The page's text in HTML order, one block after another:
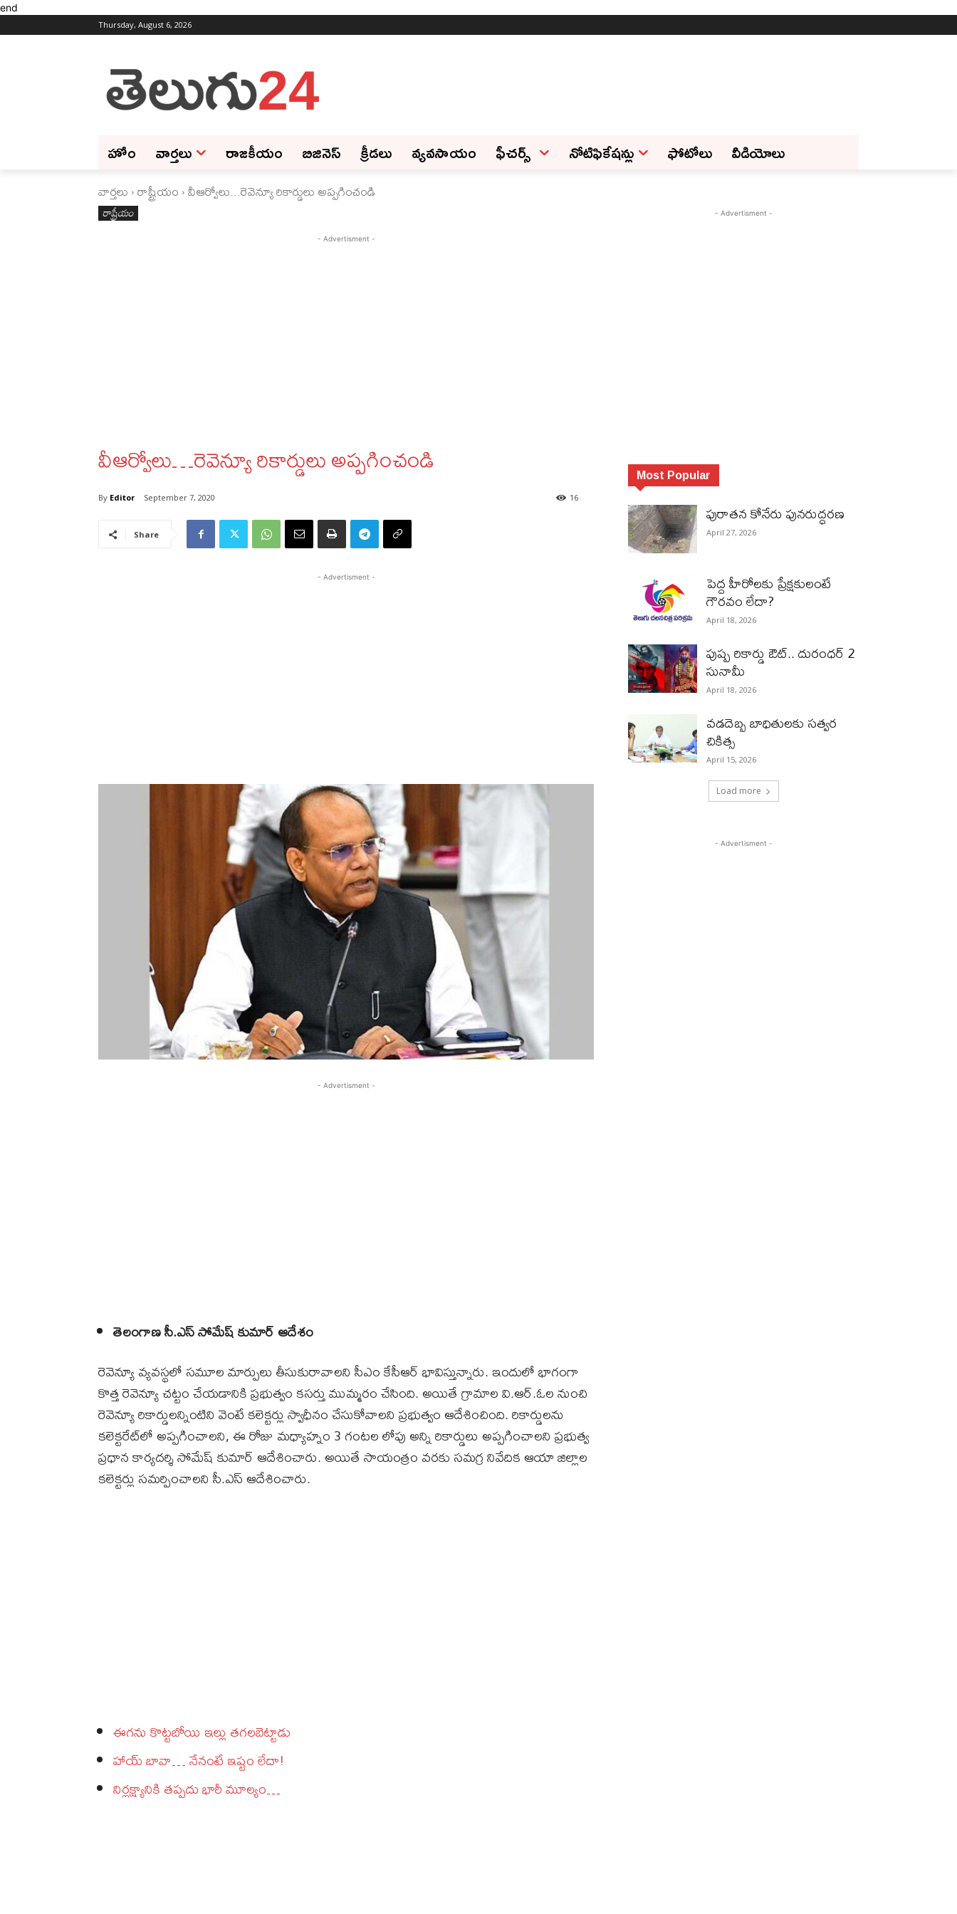
end
Thursday, August 6, 2026
హోం వార్తలు రాజకీయం బిజినెస్‌ క్రీడలు వ్యవసాయం ఫీచ‌ర్స్ ‌ నోటిఫికేషన్లు ఫోటోలు వీడియోలు
వార్తలు రాష్ట్రీయం వీఆర్వోలు...రెవెన్యూ రికార్డులు అప్పగించండి
రాష్ట్రీయం
- Advertisment -
వీఆర్వోలు…రెవెన్యూ రికార్డులు అప్పగించండి
By Editor September 7, 2020 16
Share
- Advertisment -
- Advertisment -
తెలంగాణ సీ.ఎస్‌ సోమేష్‌ కుమార్‌ ఆదేశం
రెవెన్యూ వ్యవస్థలో సమూల మార్పులు తీసుకురావాలని సీఎం కేసీఆర్‌ భావిస్తున్నారు. ఇందులో భాగంగా
కొత్త రెవెన్యూ చట్టం చేయడానికి ప్రభుత్వం కసర్తు ముమ్మరం చేసింది. అయితే గ్రామాల వి.ఆర్‌.ఓల నుంచి
రెవెన్యూ రికార్డులన్నింటిని వెంటే కలెక్టర్లు స్వాధీనం చేసుకోవాలని ప్రభుత్వం ఆదేశించింది. రికార్డులను
కలెక్టరేట్‌లో అప్పగించాలని, ఈ రోజు మధ్యాహ్నం 3 గంటల లోపు అన్ని రికార్డులు అప్పగించాలని ప్రభుత్వ
ప్రధాన కార్యదర్శి సోమేష్‌ కుమార్‌ ఆదేశించారు. అయితే సాయంత్రం వరకు సమగ్ర నివేదిక ఆయా జిల్లాల
కలెక్టర్లు సమర్పించాలని సీ.ఎస్‌ ఆదేశించారు.
ఈగను కొట్టబోయి ఇల్లు తగలబెట్టాడు
హాయ్‌ బావా… నేనంటే ఇష్టం లేదా!
నిర్లక్ష్యానికి తప్పదు భారీ మూల్యం…
- Advertisment -
Most Popular
పురాత‌న కోనేరు పున‌రుద్ధ‌ర‌ణ
April 27, 2026
పెద్ద హీరోల‌కు ప్రేక్ష‌కులంటే
గౌర‌వం లేదా?
April 18, 2026
పుష్ప రికార్డు ఔట్‌.. దురంధ‌ర్ 2
సునామీ
April 18, 2026
వడదెబ్బ బాధితులకు సత్వర
చికిత్స
April 15, 2026
Load more
- Advertisment -